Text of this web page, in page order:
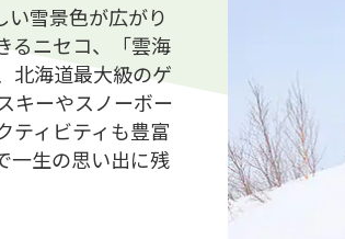
雪景色が広がり
るニセコ、「雲海
北海道最大級のゲ
キーやスノーボー
ティビティも豊富
一生の思い出に残